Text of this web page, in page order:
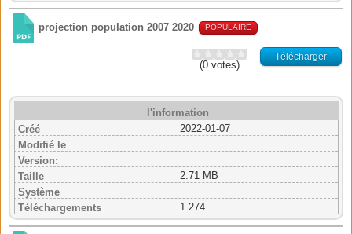
projection population 2007 2020 POPULAIRE
Télécharger
(0 votes)
l'information
Créé
2022-01-07
Modifié le
Version:
Taille
2.71 MB
Système
Téléchargements
1 274